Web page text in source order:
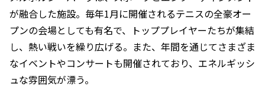
が融合した施設。毎年1月に開催されるテニスの全豪オー
プンの会場としても有名で、トッププレイヤーたちが集結
し、熱い戦いを繰り広げる。また、年間を通じてさまざま
なイベントやコンサートも開催されており、エネルギッシ
ュな雰囲気が漂う。